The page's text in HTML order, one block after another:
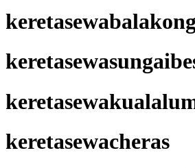
keretasewabalakong
keretasewacheras